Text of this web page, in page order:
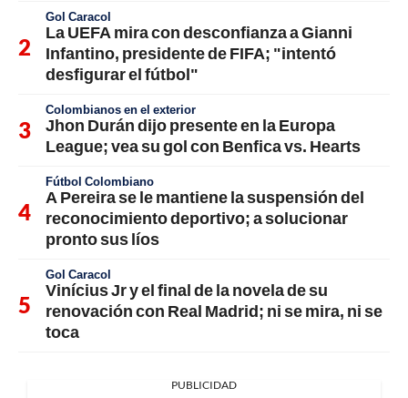
Gol Caracol
La UEFA mira con desconfianza a Gianni
Infantino, presidente de FIFA; "intentó
desfigurar el fútbol"
Colombianos en el exterior
Jhon Durán dijo presente en la Europa
League; vea su gol con Benfica vs. Hearts
Fútbol Colombiano
A Pereira se le mantiene la suspensión del
reconocimiento deportivo; a solucionar
pronto sus líos
Gol Caracol
Vinícius Jr y el final de la novela de su
renovación con Real Madrid; ni se mira, ni se
toca
PUBLICIDAD